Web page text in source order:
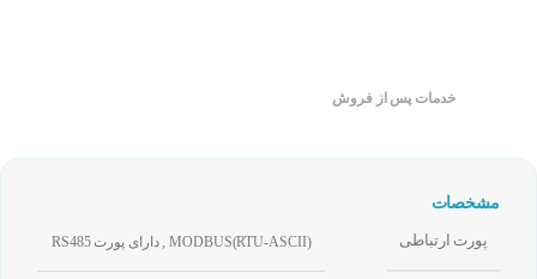
خدمات پس از فروش
مشخصات
پورت ارتباطی MODBUS(RTU-ASCII)
,دارای پورت RS485